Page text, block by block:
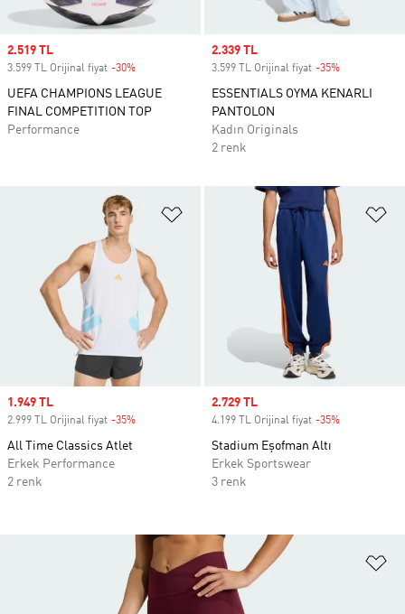
Sale price
2.519 TL
3.599 TL Orijinal fiyat -30%
UEFA CHAMPIONS LEAGUE
FINAL COMPETITION TOP
Performance
Sale price
2.339 TL
3.599 TL Orijinal fiyat -35%
ESSENTIALS OYMA KENARLI
PANTOLON
Kadın Originals
2 renk
Favori Listesine Ekle
Sale price
1.949 TL
2.999 TL Orijinal fiyat -35%
All Time Classics Atlet
Erkek Performance
2 renk
Sale price
2.729 TL
4.199 TL Orijinal fiyat -35%
Stadium Eşofman Altı
Erkek Sportswear
3 renk